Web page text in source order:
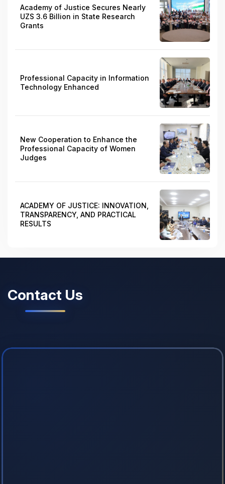
Academy of Justice Secures Nearly
UZS 3.6 Billion in State Research
Grants
Professional Capacity in Information
Technology Enhanced
New Cooperation to Enhance the
Professional Capacity of Women
Judges
ACADEMY OF JUSTICE: INNOVATION,
TRANSPARENCY, AND PRACTICAL
RESULTS
Contact Us